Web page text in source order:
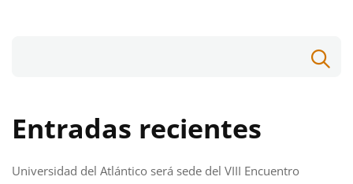
Entradas recientes
Universidad del Atlántico será sede del VIII Encuentro